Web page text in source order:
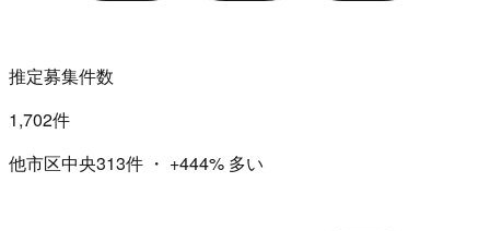
推定募集件数
1,702件
他市区中央313件 ・ +444% 多い